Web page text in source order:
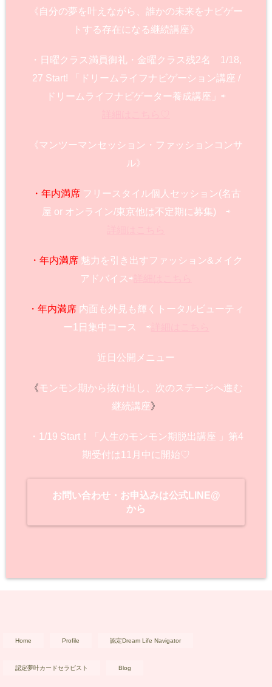
《自分の夢を叶えながら、誰かの未来をナビゲー
トする存在になる継続講座》
・日曜クラス満員御礼・金曜クラス残2名 1/18,
27 Start! 「ドリームライフナビゲーション講座 /
ドリームライフナビゲーター養成講座」⇨
《マンツーマンセッション・ファッションコンサ
ル》
・年内満席フリースタイル個人セッション(名古
屋 or オンライン/東京他は不定期に募集) ⇨
・年内満席魅力を引き出すファッション&メイク
アドバイス⇨
・年内満席 内面も外見も輝くトータルビューティ
ー1日集中コース ⇨
近日公開メニュー
《モンモン期から抜け出し、次のステージへ進む
継続講座》
・1/19 Start！「人生のモンモン期脱出講座 」第4
期受付は11月中に開始♡
お問い合わせ・お申込みは公式LINE@
から
Home Profile 認定Dream Life Navigator
認定夢叶カードセラピスト Blog